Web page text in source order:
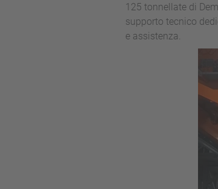
125 tonnellate di
supporto tecnico
e assistenza.